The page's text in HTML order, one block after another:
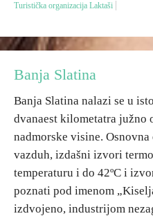
Seoski turizam
Omladinski turizam
Destinacije
Spisak destinacija
Mapa destinacija
Manifestacije
Turistička organizacija Laktaši
Banja Slatina
Banja Slatina nalazi se u
dvanaest kilometatra južno
nadmorske visine.
vazduh, izdašni izvori
temperaturu i do 42ºC i
poznati pod imenom
izdvojeno, industrijom